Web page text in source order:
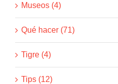
Museos (4)
Qué hacer (71)
Tigre (4)
Tips (12)